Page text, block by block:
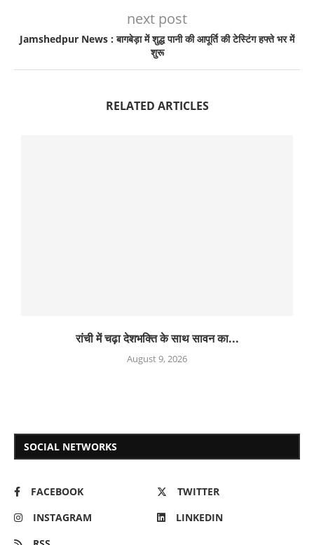
next post
Jamshedpur News : बागबेड़ा में शुद्ध पानी की आपूर्ति की टेस्टिंग हफ्ते भर में
शुरू
RELATED ARTICLES
रांची में चढ़ा देशभक्ति के साथ सावन का...
August 9, 2026
SOCIAL NETWORKS
FACEBOOK
TWITTER
INSTAGRAM
LINKEDIN